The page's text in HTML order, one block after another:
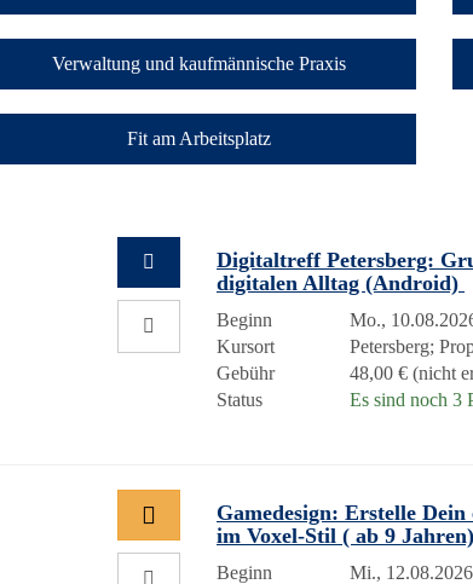
Verwaltung und kaufmännische Praxis
Fit am Arbeitsplatz
Digitaltreff Petersberg:
digitalen Alltag (Android)
Beginn
Mo.,
Kursort
Petersberg;
Gebühr
48,00 € (nicht
Status
Es sind noch 3
Gamedesign: Erstelle Dein
im Voxel-Stil ( ab 9 Jahren)
Beginn
Mi.,